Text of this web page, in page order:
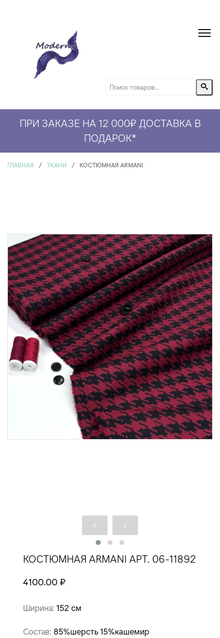
ПРИ ЗАКАЗЕ НА 12 000₽ ДОСТАВКА В
ПОДАРОК*
СКИДКА 5% НА ПЕРВЫЙ ЗАКАЗ*
ГЛАВНАЯ / ТКАНИ / КОСТЮМНАЯ ARMANI
КОСТЮМНАЯ ARMANI АРТ. 06-11892
4100.00 ₽
Ширина: 152 см
Состав: 85%шерсть 15%кашемир